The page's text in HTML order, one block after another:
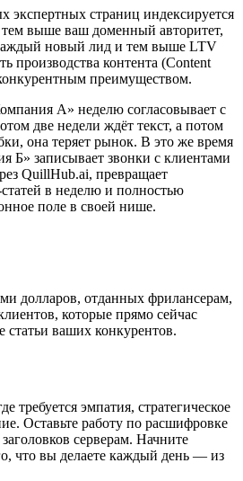
экспертных страниц индексируется
выше ваш доменный авторитет,
новый лид и тем выше LTV
производства контента (Content
преимуществом.
А» неделю согласовывает с
две недели ждёт текст, а потом
она теряет рынок. В это же время
Б» записывает звонки с клиентами
QuillHub.ai, превращает
в неделю и полностью
поле в своей нише.
долларов, отданных фрилансерам,
которые прямо сейчас
статьи ваших конкурентов.
требуется эмпатия, стратегическое
Оставьте работу по расшифровке
серверам. Начните
что вы делаете каждый день — из